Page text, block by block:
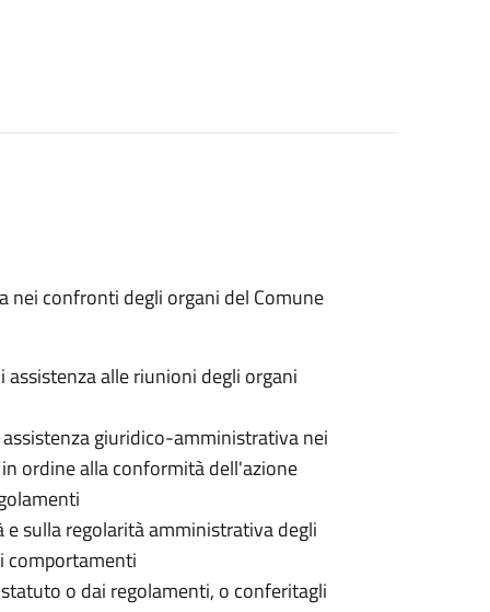
confronti degli organi del Comune
alle riunioni degli organi
giuridico-amministrativa nei
ordine alla conformità dell'azione
sulla regolarità amministrativa degli
comportamenti
o dai regolamenti, o conferitagli